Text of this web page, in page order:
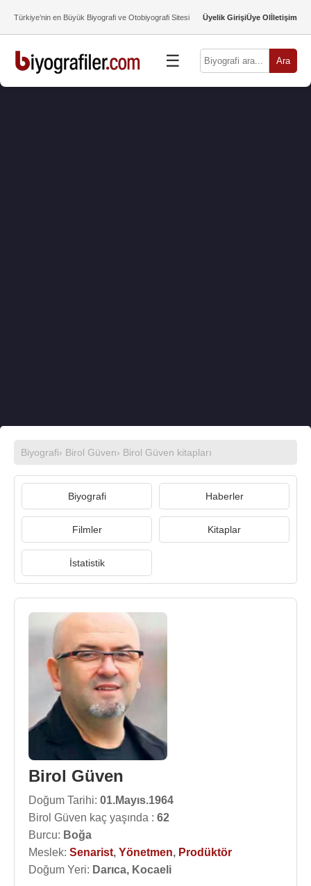
Türkiye’nin en Büyük Biyografi ve Otobiyografi Sitesi Üyelik GirişiÜye Olİletişim
☰ Ara
Biyografi› Birol Güven› Birol Güven kitapları
Biyografi Haberler
Filmler Kitaplar
İstatistik
Birol Güven
Doğum Tarihi: 01.Mayıs.1964
Birol Güven kaç yaşında : 62
Burcu: Boğa
Meslek: Senarist, Yönetmen, Prodüktör
Doğum Yeri: Darıca, Kocaeli